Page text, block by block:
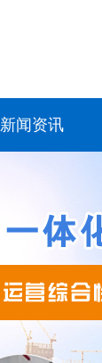
新闻资讯